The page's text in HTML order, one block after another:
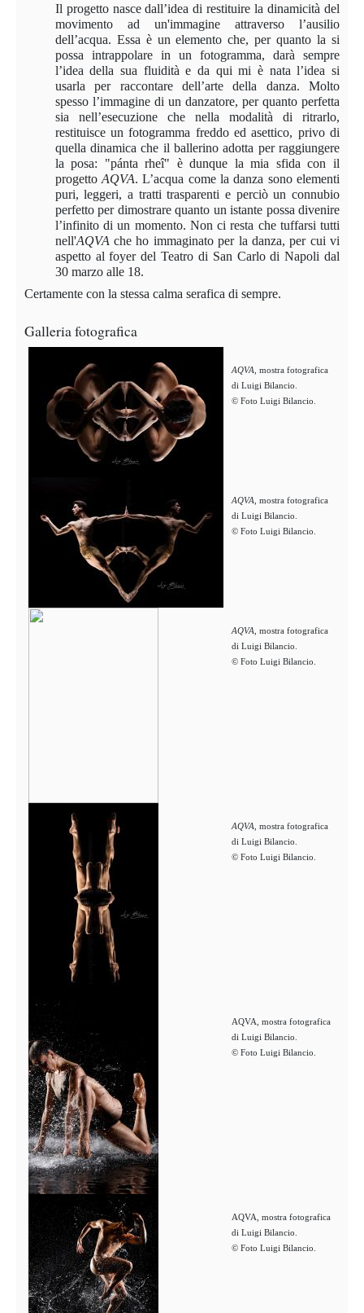
Il progetto nasce dall’idea di restituire la dinamicità del
movimento ad un'immagine attraverso l’ausilio
dell’acqua. Essa è un elemento che, per quanto la si
possa intrappolare in un fotogramma, darà sempre
l’idea della sua fluidità e da qui mi è nata l’idea si
usarla per raccontare dell’arte della danza. Molto
spesso l’immagine di un danzatore, per quanto perfetta
sia nell’esecuzione che nella modalità di ritrarlo,
restituisce un fotogramma freddo ed asettico, privo di
quella dinamica che il ballerino adotta per raggiungere
la posa: "pánta rheî" è dunque la mia sfida con il
progettoAQVA.L’acqua come la danza sono elementi
puri, leggeri, a tratti trasparenti e perciò un connubio
perfetto per dimostrare quanto un istante possa divenire
l’infinito di un momento. Non ci resta che tuffarsi tutti
nell'AQVAche ho immaginato per la danza, per cui vi
aspetto al foyer del Teatro di San Carlo di Napoli dal
30 marzo alle 18.
Certamente con la stessa calma serafica di sempre.
Galleria fotografica
AQVA , mostra fotografica
di Luigi Bilancio.
© Foto Luigi Bilancio.
AQVA , mostra fotografica
di Luigi Bilancio.
© Foto Luigi Bilancio.
AQVA , mostra fotografica
di Luigi Bilancio.
© Foto Luigi Bilancio.
AQVA , mostra fotografica
di Luigi Bilancio.
© Foto Luigi Bilancio.
AQVA, mostra fotografica
di Luigi Bilancio.
© Foto Luigi Bilancio.
AQVA, mostra fotografica
di Luigi Bilancio.
© Foto Luigi Bilancio.